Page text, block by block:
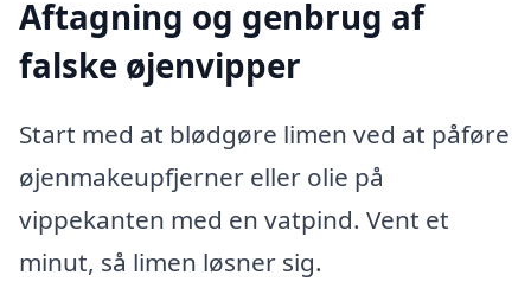
Aftagning og genbrug af
falske øjenvipper
Start med at blødgøre limen ved at påføre
øjenmakeupfjerner eller olie på
vippekanten med en vatpind. Vent et
minut, så limen løsner sig.